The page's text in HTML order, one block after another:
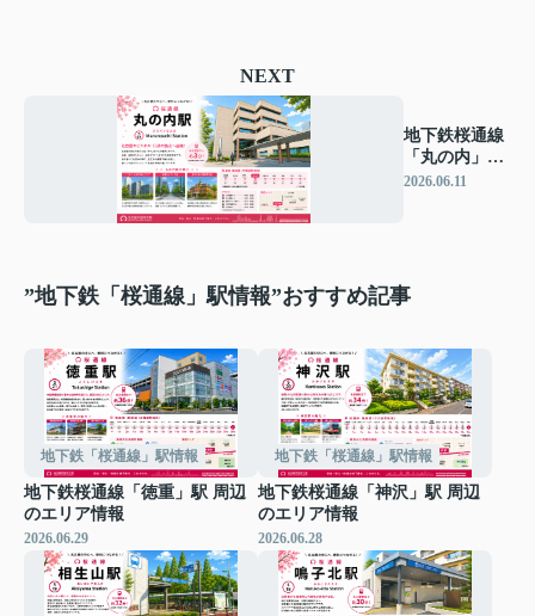
NEXT
地下鉄桜通線
「丸の内」駅
周辺のエリア
2026.06.11
”地下鉄「桜通線」駅情報”おすすめ記事
地下鉄「桜通線」駅情報
地下鉄桜通線「徳重」駅 周辺
のエリア情報
2026.06.29
地下鉄「桜通線」駅情報
地下鉄桜通線「神沢」駅 周辺
のエリア情報
2026.06.28